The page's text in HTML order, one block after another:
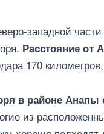
западной
Расстояние от
170
в районе Анапы
из